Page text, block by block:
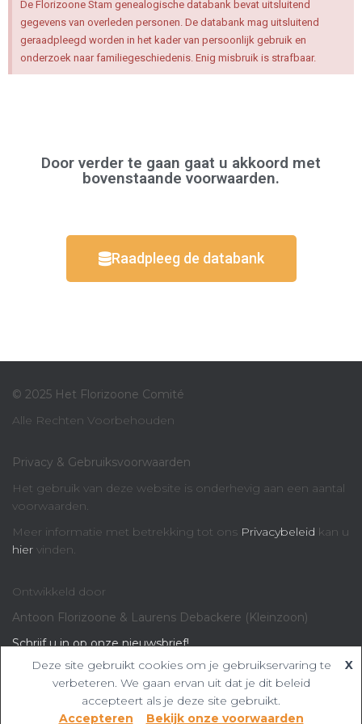
De Florizoone Stam genealogische databank bevat uitsluitend
gegevens van overleden personen. De databank mag uitsluitend
geraadpleegd worden in het kader van persoonlijk gebruik en
onderzoek naar familiegeschiedenis. Enig misbruik is strafbaar.
Door verder te gaan gaat u akkoord met
bovenstaande voorwaarden.
Raadpleeg de databank
© 2025 Het Florizoone Comité
Alle Rechten Voorbehouden
Privacy & Gebruiksvoorwaarden
Het gebruik van deze website is onderhevig aan een aantal
voorwaarden.
Meer informatie met betrekking tot ons Privacybeleid kan u
hier vinden.
Ontwikkeld door
Antoon Florizoone & Laurens Debackere (Kleinzoon)
Schrijf u in op onze nieuwsbrief!
Hestia | Ontwikkeld doorThemeIsle
Deze site gebruikt cookies om je gebruikservaring te
verbeteren. We gaan ervan uit dat je dit beleid
accepteert als je deze site gebruikt.
X
Accepteren Bekijk onze voorwaarden